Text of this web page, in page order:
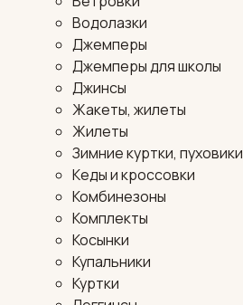
Водолазки
Джемперы
Джемперы для школы
Джинсы
Жакеты, жилеты
Жилеты
Зимние куртки, пуховики
Кеды и кроссовки
Комбинезоны
Комплекты
Косынки
Купальники
Куртки